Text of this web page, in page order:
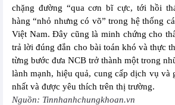
chặng đường “qua cơn bĩ cực, tới hồi
hàng “nhỏ nhưng có võ” trong hệ thống
Việt Nam. Đây cũng là minh chứng cho
trả lời đúng đắn cho bài toán khó và thực
từng bước đưa NCB trở thành một trong
lành mạnh, hiệu quả, cung cấp dịch vụ và
nhất và được yêu thích trên thị trường.
Nguồn: Tinnhanhchungkhoan.vn